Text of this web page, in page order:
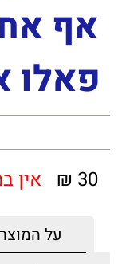
אף
פאלו
30 ₪ אין
על המוצר